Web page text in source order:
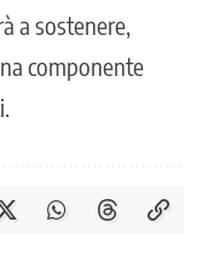
a sostenere,
componente